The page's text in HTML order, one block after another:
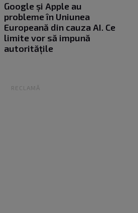
Google și Apple au
probleme în Uniunea
Europeană din cauza AI. Ce
limite vor să impună
autoritățile
RECLAMĂ